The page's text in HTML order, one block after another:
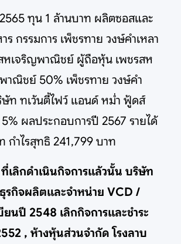
ทุน 1 ล้านบาท ผลิตซอสและ
ร กรรมการ เพ็ชรทาย วงษ์คำเหลา
หเจริญพาณิชย์ ผู้ถือหุ้น เพชรสห
าณิชย์ 50% เพ็ชรทาย วงษ์คำ
ษัท ทเว้นตี้ไฟว์ แอนด์ หม่ำ ฟู้ดส์
5% ผลประกอบการปี 2567 รายได้
กำไรสุทธิ 241,799 บาท
เลิกดำเนินกิจการแล้วนั้น บริษัท
รกิจผลิตและจำหน่าย VCD /
นปี 2548 เลิกกิจการและชำระ
, ห้างหุ้นส่วนจำกัด โรงลาบ